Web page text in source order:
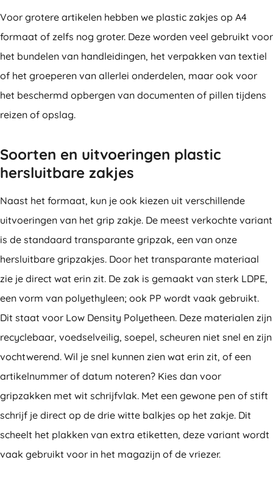
Voor grotere artikelen hebben we plastic zakjes op A4
formaat of zelfs nog groter. Deze worden veel gebruikt voor
het bundelen van handleidingen, het verpakken van textiel
of het groeperen van allerlei onderdelen, maar ook voor
het beschermd opbergen van documenten of pillen tijdens
reizen of opslag.
Soorten en uitvoeringen plastic
hersluitbare zakjes
Naast het formaat, kun je ook kiezen uit verschillende
uitvoeringen van het grip zakje. De meest verkochte variant
is de standaard transparante gripzak, een van onze
hersluitbare gripzakjes. Door het transparante materiaal
zie je direct wat erin zit. De zak is gemaakt van sterk LDPE,
een vorm van polyethyleen; ook PP wordt vaak gebruikt.
Dit staat voor Low Density Polyetheen. Deze materialen zijn
recyclebaar, voedselveilig, soepel, scheuren niet snel en zijn
vochtwerend. Wil je snel kunnen zien wat erin zit, of een
artikelnummer of datum noteren? Kies dan voor
gripzakken met wit schrijfvlak. Met een gewone pen of stift
schrijf je direct op de drie witte balkjes op het zakje. Dit
scheelt het plakken van extra etiketten, deze variant wordt
vaak gebruikt voor in het magazijn of de vriezer.